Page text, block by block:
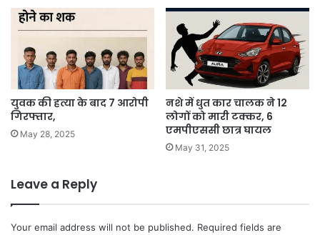
युवक की हत्या के बाद 7 आरोपी
गिरफ्तार,
May 28, 2025
नशे में धुत कार चालक ने 12
लोगों को मारी टक्कर, 6
एमपीएससी छात्र घायल
May 31, 2025
Leave a Reply
Your email address will not be published. Required fields are